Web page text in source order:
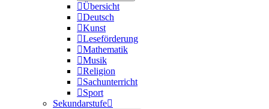
Übersicht
Deutsch
Kunst
Leseförderung
Mathematik
Musik
Religion
Sachunterricht
Sport
Sekundarstufe